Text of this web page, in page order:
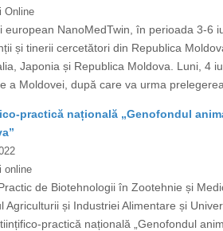
Online
european NanoMedTwin, în perioada 3-6
și tinerii cercetători din Republica
Japonia și Republica Moldova. Luni, 4
a Moldovei, după care va urma
practică națională „Genofondul
online
de Biotehnologii în Zootehnie și
Agriculturii și Industriei Alimentare și
practică națională „Genofondul